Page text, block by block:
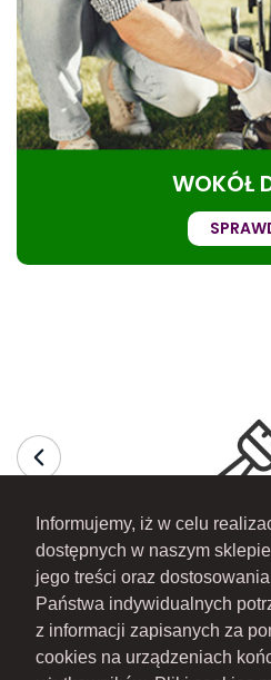
Informujemy, iż w celu
dostępnych w naszym
jego treści oraz
Państwa indywidualnych
z informacji zapisanych za
cookies na urządzeniach
WOKÓŁ
MOJE KONTO
INFORMACJE